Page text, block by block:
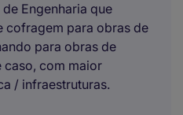
Engenharia que
cofragem para obras de
para obras de
caso, com maior
/ infraestruturas.